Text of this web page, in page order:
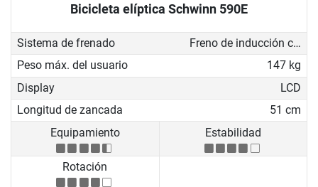
Bicicleta elíptica Schwinn 590E
Sistema de frenado
Freno de inducción con generador
Peso máx. del usuario
147 kg
Display
LCD
Longitud de zancada
51 cm
Equipamiento
Estabilidad
Rotación